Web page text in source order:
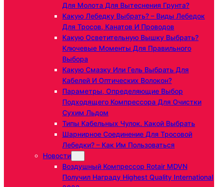
Для Молота Для Вытеснения Грунта?
Какую Лебедку Выбрать? – Виды Лебедок
Для Тросов, Канатов И Проводов
Какую Осветительную Вышку Выбрать?
Ключевые Моменты Для Правильного
Выбора
Какую Смазку Или Гель Выбрать Для
Кабелей И Оптических Волокон?
Параметры, Определяющие Выбор
Подходящего Компрессора Для Очистки
Сухим Льдом
Типы Кабельных Чулок. Какой Выбрать
Шарнирное Соединение Для Тросовой
Лебедки? – Как Им Пользоваться
Новости
Воздушный Компрессор Rotair MDVN
Получил Награду Highest Quality International